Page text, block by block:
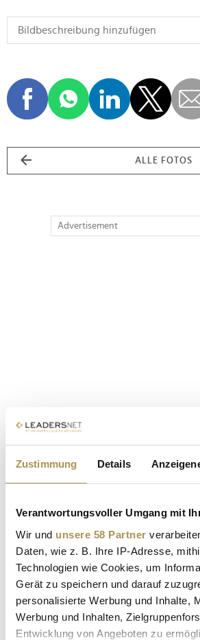
Zustimmung Details
Verantwortungsvoller Umgang mit
Wir und unsere 58 Partner
Daten, wie z. B. Ihre IP-Adresse,
Technologien wie Cookies, um
Gerät zu speichern und darauf
personalisierte Werbung und Inhalte,
Werbung und Inhalten,
Entwicklung von Angeboten zu
ALLE FOTOS
Advertisement